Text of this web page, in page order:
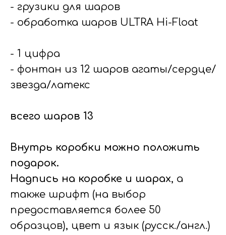
- грузики для шаров
- обработка шаров ULTRA Hi-Float
- 1 цифра
- фонтан из 12 шаров агаты/сердце/
звезда/латекс
всего шаров 13
Внутрь коробки можно положить
подарок.
Надпись на коробке и шарах, а
также шрифт (на выбор
предоставляется более 50
образцов), цвет и язык (русск./англ.)